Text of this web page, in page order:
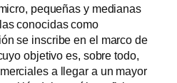
pequeñas y medianas
conocidas como
se inscribe en el marco de
objetivo es, sobre todo,
a llegar a un mayor